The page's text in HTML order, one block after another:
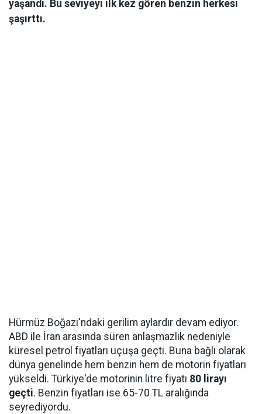
yaşandı. Bu seviyeyi ilk kez gören benzin herkesi
şaşırttı.
Hürmüz Boğazı'ndaki gerilim aylardır devam ediyor.
ABD ile İran arasında süren anlaşmazlık nedeniyle
küresel petrol fiyatları uçuşa geçti. Buna bağlı olarak
dünya genelinde hem benzin hem de motorin fiyatları
yükseldi. Türkiye'de motorinin litre fiyatı 80 lirayı
geçti. Benzin fiyatları ise 65-70 TL aralığında
seyrediyordu.